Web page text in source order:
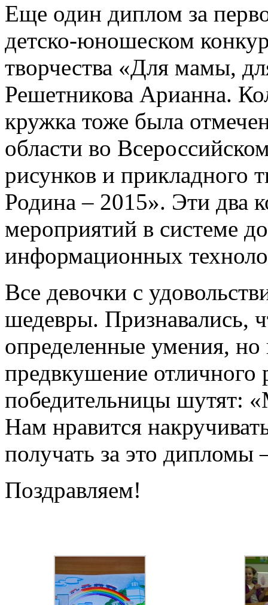
Еще один диплом за
детско-юношеском
творчества «Для мамы,
Решетникова Арианна.
кружка тоже была
области во
рисунков и прикладного
Родина – 2015». Эти два
мероприятий в системе
информационных
Все девочки с
шедевры. Признавались,
определенные умения, но
предвкушение отличного
победительницы шутят:
Нам нравится
получать за это дипломы
Поздравляем!